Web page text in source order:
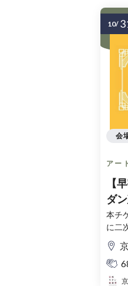
アー
【
ダ
本チ
に二
会
10/